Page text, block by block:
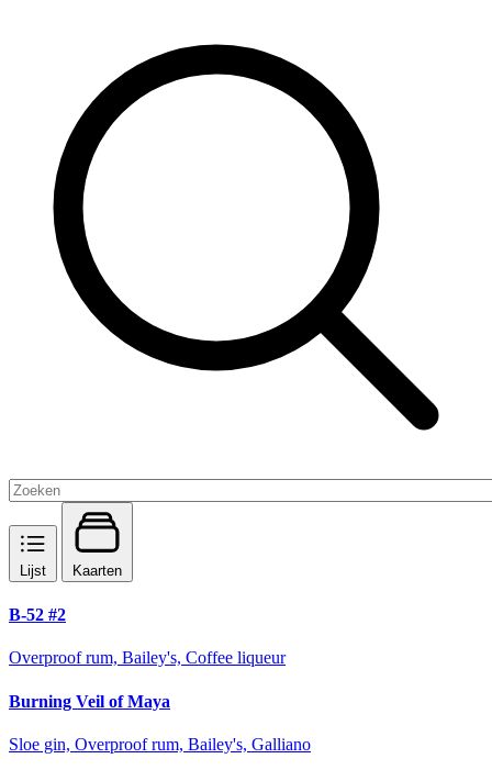
Lijst Kaarten
B-52 #2
Overproof rum, Bailey's, Coffee liqueur
Burning Veil of Maya
Sloe gin, Overproof rum, Bailey's, Galliano